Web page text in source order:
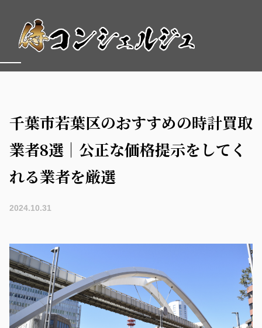
千葉市若葉区のおすすめの時計買取
業者8選｜公正な価格提示をしてく
れる業者を厳選
2024.10.31